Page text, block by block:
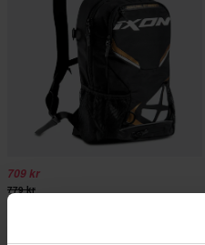
709 kr
779 kr